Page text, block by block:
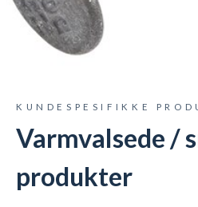
KUNDESPESIFIKKE
Varmvalsede /
produkter